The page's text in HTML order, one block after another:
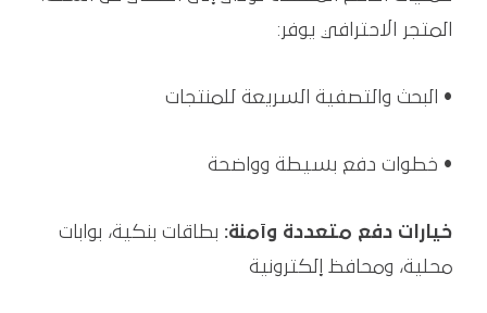
المتجر الاحترافي يوفر:
• البحث والتصفية السريعة للمنتجات
• خطوات دفع بسيطة وواضحة
خيارات دفع متعددة وآمنة: بطاقات بنكية، بوابات
محلية، ومحافظ إلكترونية